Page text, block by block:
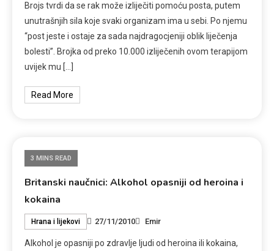
Brojs tvrdi da se rak može izliječiti pomoću posta, putem
unutrašnjih sila koje svaki organizam ima u sebi. Po njemu
“post jeste i ostaje za sada najdragocjeniji oblik liječenja
bolesti”. Brojka od preko 10.000 izliječenih ovom terapijom
uvijek mu […]
Read More
3 MINS READ
Britanski naučnici: Alkohol opasniji od heroina i
kokaina
Hrana i lijekovi 27/11/2010 Emir
Alkohol je opasniji po zdravlje ljudi od heroina ili kokaina,